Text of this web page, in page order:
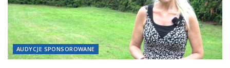
AUDYCJE SPONSOROWANE